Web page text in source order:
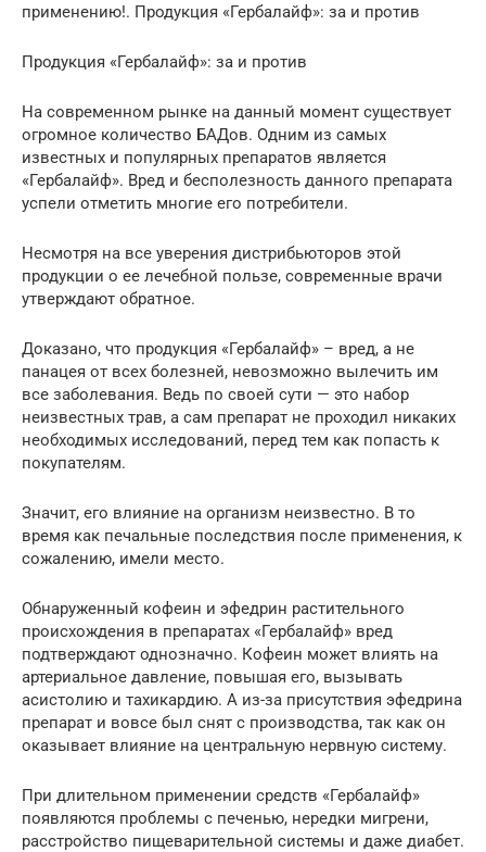
применению!. Продукция «Гербалайф»: за и против
Продукция «Гербалайф»: за и против
На современном рынке на данный момент существует
огромное количество БАДов. Одним из самых
известных и популярных препаратов является
«Гербалайф». Вред и бесполезность данного препарата
успели отметить многие его потребители.
Несмотря на все уверения дистрибьюторов этой
продукции о ее лечебной пользе, современные врачи
утверждают обратное.
Доказано, что продукция «Гербалайф» – вред, а не
панацея от всех болезней, невозможно вылечить им
все заболевания. Ведь по своей сути — это набор
неизвестных трав, а сам препарат не проходил никаких
необходимых исследований, перед тем как попасть к
покупателям.
Значит, его влияние на организм неизвестно. В то
время как печальные последствия после применения, к
сожалению, имели место.
Обнаруженный кофеин и эфедрин растительного
происхождения в препаратах «Гербалайф» вред
подтверждают однозначно. Кофеин может влиять на
артериальное давление, повышая его, вызывать
асистолию и тахикардию. А из-за присутствия эфедрина
препарат и вовсе был снят с производства, так как он
оказывает влияние на центральную нервную систему.
При длительном применении средств «Гербалайф»
появляются проблемы с печенью, нередки мигрени,
расстройство пищеварительной системы и даже диабет.